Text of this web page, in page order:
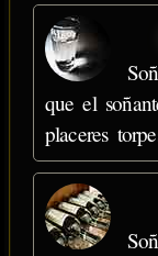
que el
placeres